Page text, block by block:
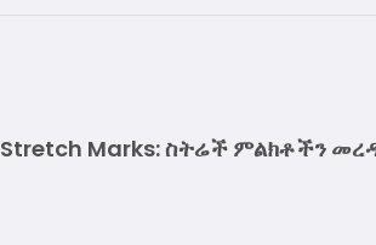
Stretch Marks: ስትሬች ምልክቶችን